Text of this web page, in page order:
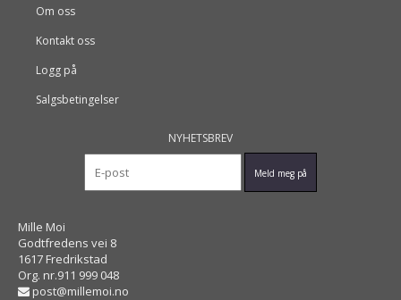
Om oss
Kontakt oss
Logg på
Salgsbetingelser
NYHETSBREV
Mille Moi
Godtfredens vei 8
1617 Fredrikstad
Org. nr.911 999 048
post@millemoi.no